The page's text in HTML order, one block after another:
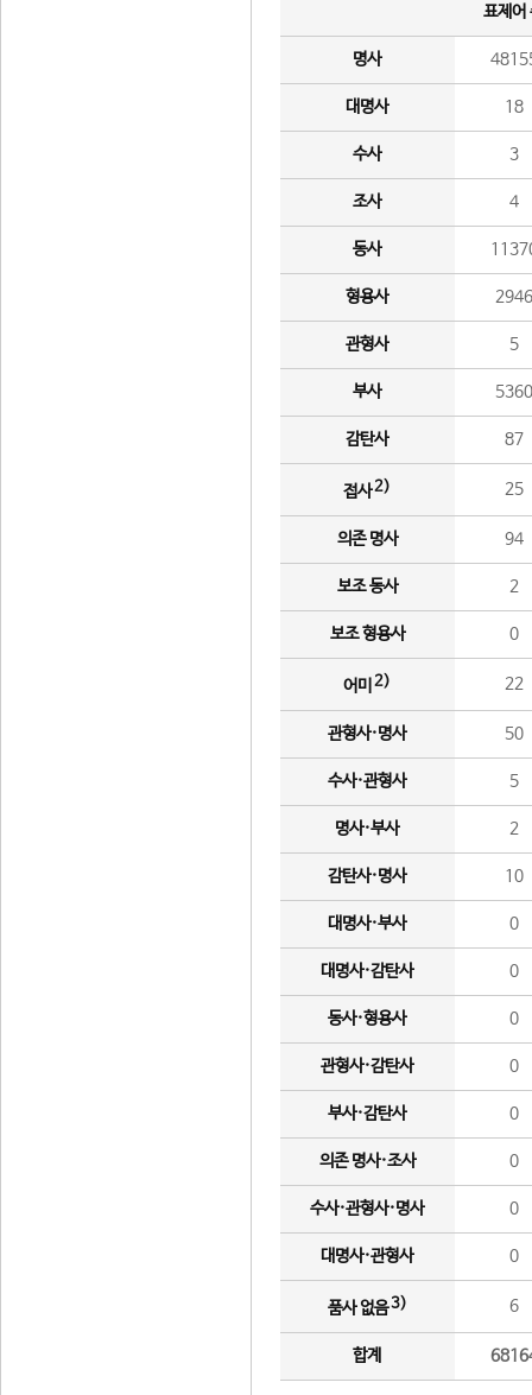
표제어
명사
대명사 18
수사 3
조사 4
동사
형용사 2946
관형사 5
부사 5360
감탄사 87
접사2) 25
의존 명사 94
보조 동사 2
보조 형용사 0
어미 2) 22
관형사·명사 50
수사·관형사 5
명사·부사 2
감탄사·명사 10
대명사·부사 0
대명사·감탄사 0
동사·형용사 0
관형사·감탄사 0
부사·감탄사 0
의존 명사·조사 0
수사·관형사·명사 0
대명사·관형사 0
품사 없음3) 6
합계